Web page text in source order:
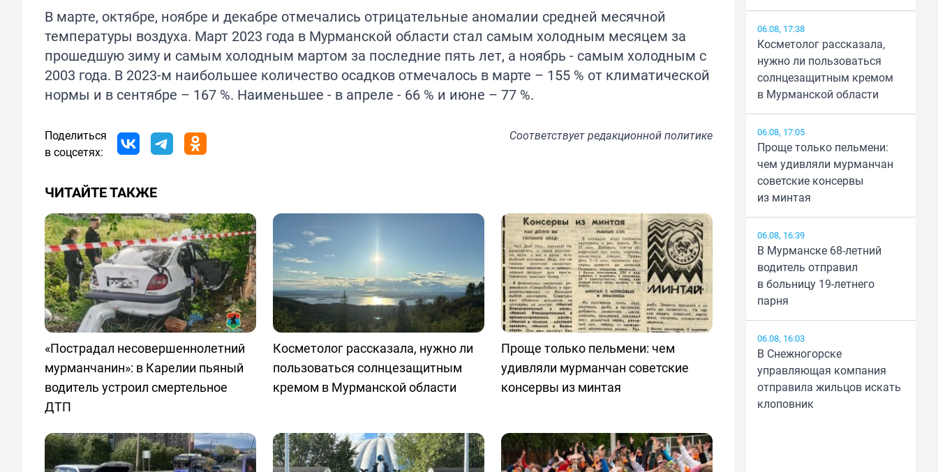
В марте, октябре, ноябре и декабре отмечались отрицательные аномалии средней месячной
температуры воздуха. Март 2023 года в Мурманской области стал самым холодным месяцем за
прошедшую зиму и самым холодным мартом за последние пять лет, а ноябрь - самым холодным с
2003 года. В 2023-м наибольшее количество осадков отмечалось в марте – 155 % от климатической
нормы и в сентябре – 167 %. Наименьшее - в апреле - 66 % и июне – 77 %.
Поделиться
в соцсетях:
Соответствуетредакционной политике
ЧИТАЙТЕ ТАКЖЕ
«Пострадал несовершеннолетний
мурманчанин»: в Карелии пьяный
водитель устроил смертельное
ДТП
Косметолог рассказала, нужно ли
пользоваться солнцезащитным
кремом в Мурманской области
Проще только пельмени: чем
удивляли мурманчан советские
консервы из минтая
06.08, 17:38
Косметолог рассказала,
нужно ли пользоваться
солнцезащитным кремом
в Мурманской области
06.08, 17:05
Проще только пельмени:
чем удивляли мурманчан
советские консервы
из минтая
06.08, 16:39
В Мурманске 68-летний
водитель отправил
в больницу 19-летнего
парня
06.08, 16:03
В Снежногорске
управляющая компания
отправила жильцов искать
клоповник